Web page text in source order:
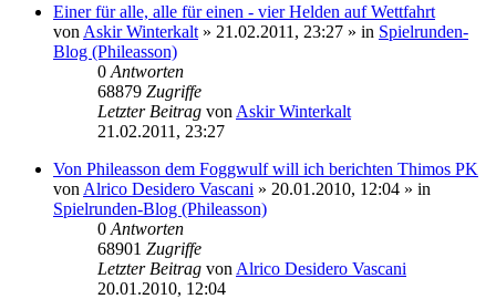
Einer für alle, alle für einen - vier Helden auf Wettfahrt
von Askir Winterkalt » 21.02.2011, 23:27 » in Spielrunden-
Blog (Phileasson)
0 Antworten
68879 Zugriffe
Letzter Beitrag von Askir Winterkalt
21.02.2011, 23:27
Von Phileasson dem Foggwulf will ich berichten Thimos PK
von Alrico Desidero Vascani » 20.01.2010, 12:04 » in
Spielrunden-Blog (Phileasson)
0 Antworten
68901 Zugriffe
Letzter Beitrag von Alrico Desidero Vascani
20.01.2010, 12:04